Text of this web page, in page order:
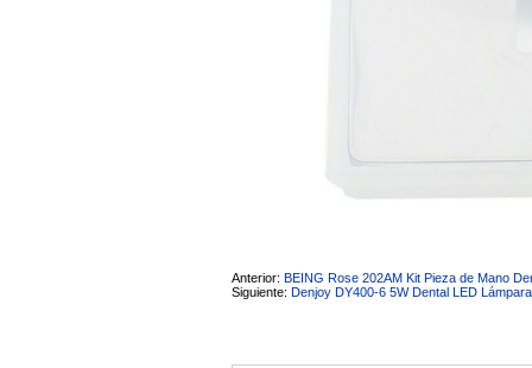
Anterior: BEING Rose 202AM Kit Pieza de Mano
Siguiente: Denjoy DY400-6 5W Dental LED